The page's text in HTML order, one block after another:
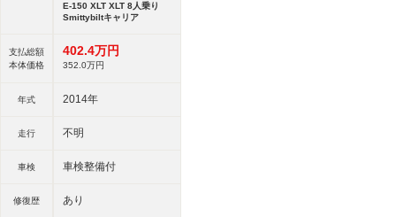
支払総額
本体価格
年式
走行
車検
修復歴
E-150 XLT XLT 8人乗り
Smittybiltキャリア
402.4万円
352. 0万円
2014年
不明
車検整備付
あり